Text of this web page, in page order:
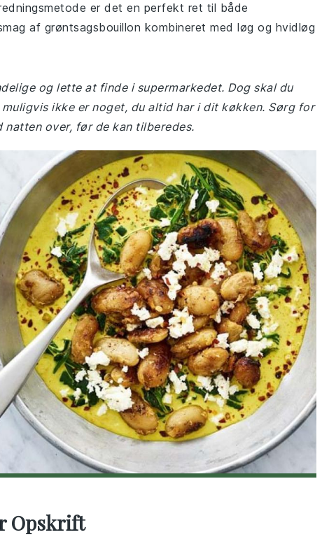
er det en perfekt ret til både
af grøntsagsbouillon kombineret med løg og hvidløg
og lette at finde i supermarkedet. Dog skal du
ikke er noget, du altid har i dit køkken. Sørg for
over, før de kan tilberedes.
Opskrift